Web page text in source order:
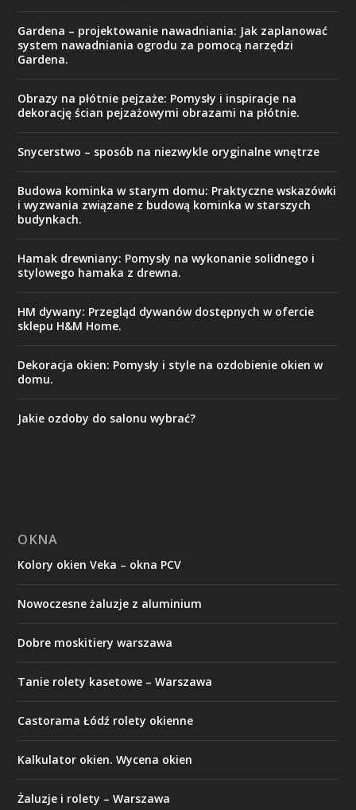
Gardena – projektowanie nawadniania: Jak zaplanować
system nawadniania ogrodu za pomocą narzędzi
Gardena.
Obrazy na płótnie pejzaże: Pomysły i inspiracje na
dekorację ścian pejzażowymi obrazami na płótnie.
Snycerstwo – sposób na niezwykle oryginalne wnętrze
Budowa kominka w starym domu: Praktyczne wskazówki
i wyzwania związane z budową kominka w starszych
budynkach.
Hamak drewniany: Pomysły na wykonanie solidnego i
stylowego hamaka z drewna.
HM dywany: Przegląd dywanów dostępnych w ofercie
sklepu H&M Home.
Dekoracja okien: Pomysły i style na ozdobienie okien w
domu.
Jakie ozdoby do salonu wybrać?
OKNA
Kolory okien Veka – okna PCV
Nowoczesne żaluzje z aluminium
Dobre moskitiery warszawa
Tanie rolety kasetowe – Warszawa
Castorama Łódź rolety okienne
Kalkulator okien. Wycena okien
Żaluzje i rolety – Warszawa